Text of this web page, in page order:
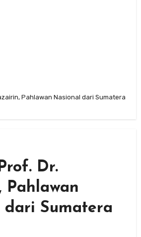
Pahlawan Nasional dari Sumatera
Dr.
Pahlawan
dari Sumatera